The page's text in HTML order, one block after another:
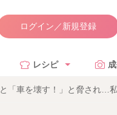
ログイン／新規登録
レシピ
「車を壊す！」と脅され…